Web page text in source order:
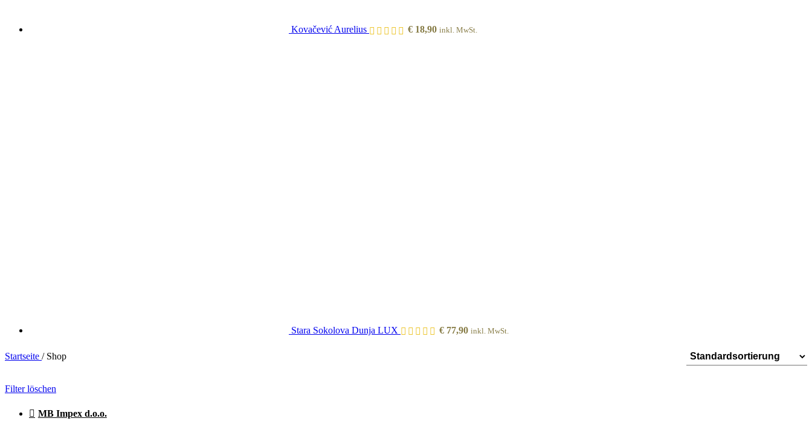
Kovačević Aurelius € 18,90 inkl. MwSt.
Stara Sokolova Dunja LUX € 77,90 inkl. MwSt.
Startseite / Shop
Filter löschen
MB Impex d.o.o.